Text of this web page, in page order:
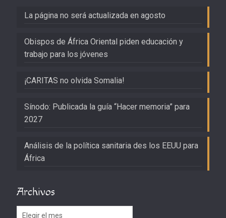
La página no será actualizada en agosto
Obispos de África Oriental piden educación y
trabajo para los jóvenes
¡CARITAS no olvida Somalia!
Sínodo: Publicada la guía “Hacer memoria” para
2027
Análisis de la política sanitaria des los EEUU para
África
Archivos
Archivos